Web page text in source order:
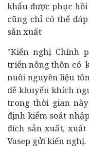
khẩu được phục
cũng chỉ có thể
sản xuất
"Kiến nghị Chính
triển nông thôn có
nuôi nguyên liệu
để khuyến khích
trong thời gian
định kiểm soát
đích sản xuất,
Vasep gửi kiến nghị.